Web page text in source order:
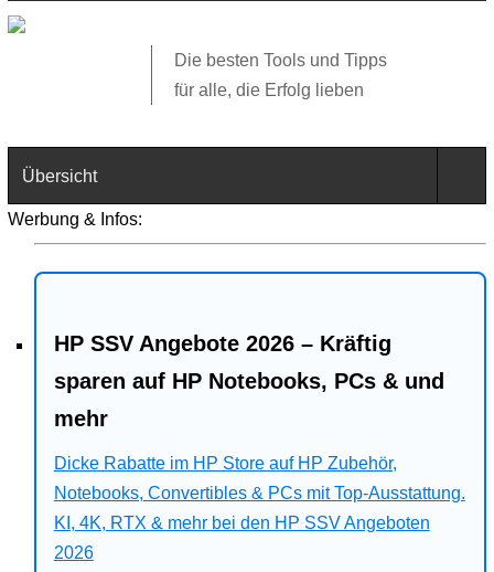
Die besten Tools und Tipps
für alle, die Erfolg lieben
Übersicht
Technik
Web
Business
Angebote
Bitdefender
Werbung & Infos:
HP SSV Angebote 2026 – Kräftig
sparen auf HP Notebooks, PCs & und
mehr
Dicke Rabatte im HP Store auf HP Zubehör,
Notebooks, Convertibles & PCs mit Top-Ausstattung.
KI, 4K, RTX & mehr bei den HP SSV Angeboten
2026